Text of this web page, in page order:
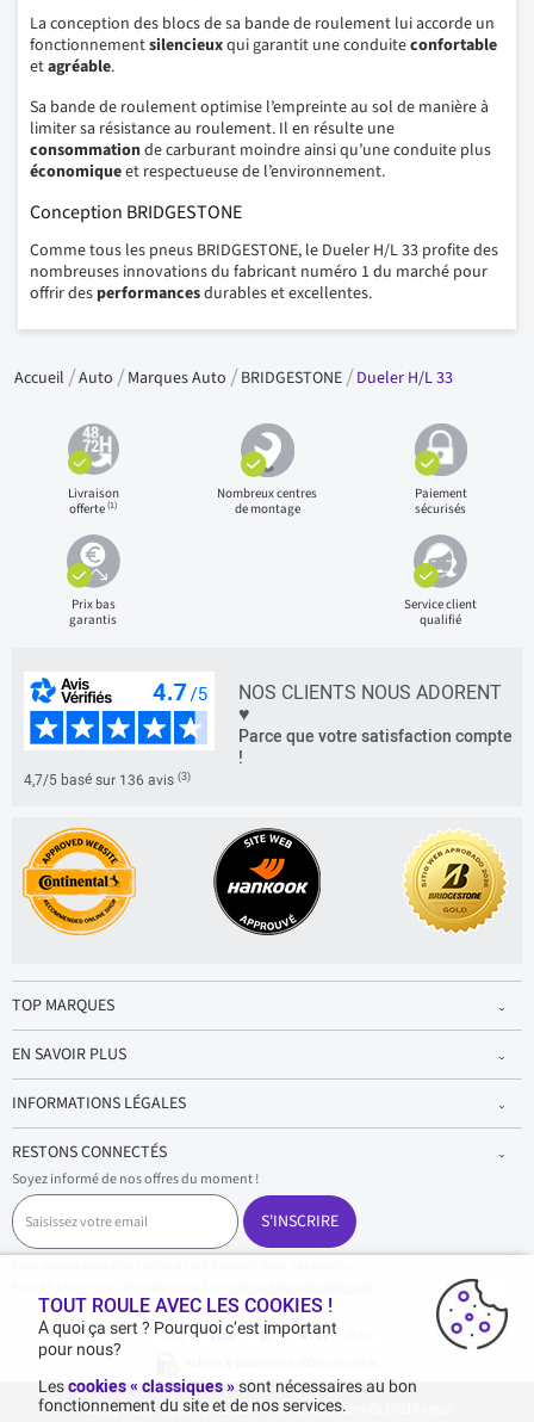
La conception des blocs de sa bande de roulement lui accorde un
fonctionnementsilencieuxqui garantit une conduiteconfortable
etagréable.
Sa bande de roulement optimise l’empreinte au sol de manière à
limiter sa résistance au roulement. Il en résulte une
consommationde carburant moindre ainsi qu’une conduite plus
économiqueet respectueuse de l’environnement.
Conception BRIDGESTONE
Comme tous les pneus BRIDGESTONE, le Dueler H/L 33 profite des
nombreuses innovations du fabricant numéro 1 du marché pour
offrir des performancesdurables et excellentes.
Accueil Auto Marques Auto BRIDGESTONE Dueler H/L 33
Livraison
offerte(1)
Nombreux centres
de montage
Paiement
sécurisés
Prix bas
garantis
Service client
qualifié
NOS CLIENTS NOUS ADORENT
♥
Parce que votre satisfaction compte
!
4,7/5 basé sur 136 avis (3)
TOP MARQUES
EN SAVOIR PLUS
INFORMATIONS LÉGALES
RESTONS CONNECTÉS
Soyez informé de nos offres du moment !
S
a
i
s
S'INSCRIRE
1001pneus - Copyright 2026 - Tous droits réservés 1001Pneus
TOUT ROULE AVEC LES COOKIES !
A quoi ça sert ? Pourquoi c’est important
pour nous?
Lescookies « classiques »sont nécessaires au bon
fonctionnement du site et de nos services.